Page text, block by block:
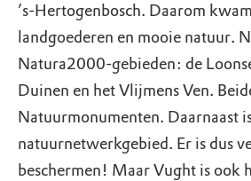
’s-Hertogenbosch. Daarom
landgoederen en mooie natuur.
Natura2000-gebieden: de
Duinen en het Vlijmens Ven.
Natuurmonumenten. Daarnaast
natuurnetwerkgebied. Er is dus
beschermen! Maar Vught is ook